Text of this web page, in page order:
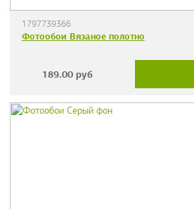
1797739366
Фотообои Вязаное полотно
189.00 руб